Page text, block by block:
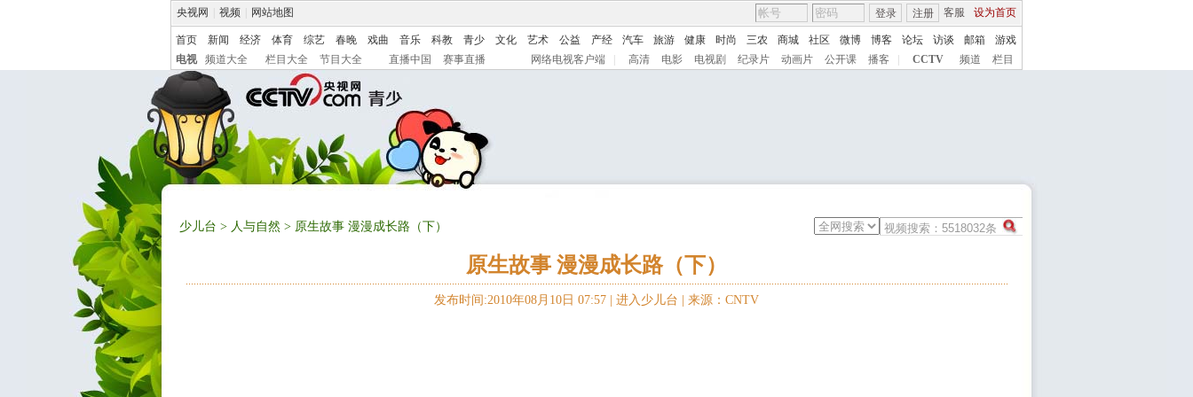
央视网 视频 网站地图 客服 设为首页
登录 注册
首页 新闻 经济 体育 综艺 春晚 戏曲 音乐 科教 青少 文化 艺术 公益 产经 汽车 旅游 健康 时尚 三农 商城 社区 微博 博客 论坛 访谈 邮箱
游戏
电视
频道大全 栏目大全 节目大全 直播中国 赛事直播 网络电视客户端 高清 电影 电视剧 纪录片 动画片 公开课 播客 CCTV 频道 栏目
少儿台 > 人与自然 > 原生故事 漫漫成长路（下）
原生故事 漫漫成长路（下）
发布时间:2010年08月10日 07:57 | 进入少儿台 来源：CNTV